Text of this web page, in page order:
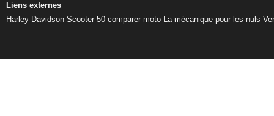
Liens externes
Harley-Davidson Scooter 50 comparer moto La mécanique pour les nuls